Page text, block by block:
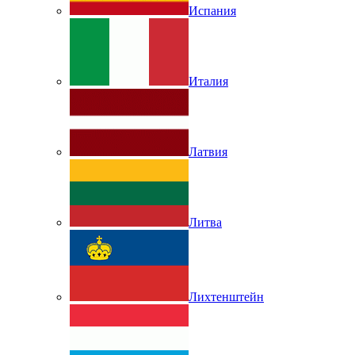
Испания
Италия
Латвия
Литва
Лихтенштейн